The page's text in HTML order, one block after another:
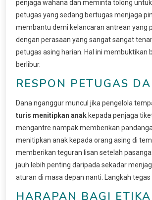
penjaga wahana dan meminta tolong
petugas yang sedang bertugas menjaga
membantu demi kelancaran antrean yang
dengan perasaan yang sangat sangat
petugas asing harian. Hal ini
berlibur.
RESPON PETUGAS
Dana nganggur muncul jika pengelola
turis menitipkan anak kepada penjaga
mengantre nampak memberikan
menitipkan anak kepada orang asing di
memberikan teguran lisan setelah
jauh lebih penting daripada sekadar
aturan di masa depan nanti. Langkah
HARAPAN BAGI